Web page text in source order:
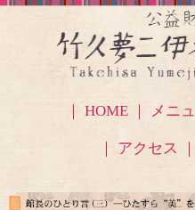
｜ HOME ｜ メニ
｜ アクセス